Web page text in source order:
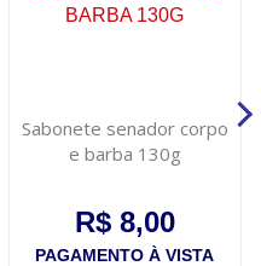
Sabonete senador corpo
e barba 130g
R$ 8,00
PAGAMENTO À VISTA